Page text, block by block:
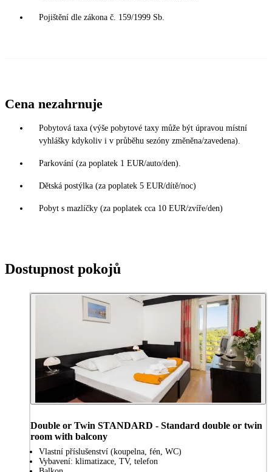
Pojištění dle zákona č. 159/1999 Sb.
Cena nezahrnuje
Pobytová taxa (výše pobytové taxy může být úpravou místní
vyhlášky kdykoliv i v průběhu sezóny změněna/zavedena).
Parkování (za poplatek 1 EUR/auto/den).
Dětská postýlka (za poplatek 5 EUR/dítě/noc)
Pobyt s mazlíčky (za poplatek cca 10 EUR/zvíře/den)
Dostupnost pokojů
Double or Twin STANDARD - Standard double or twin
room with balcony
Vlastní příslušenství (koupelna, fén, WC)
Vybavení: klimatizace, TV, telefon